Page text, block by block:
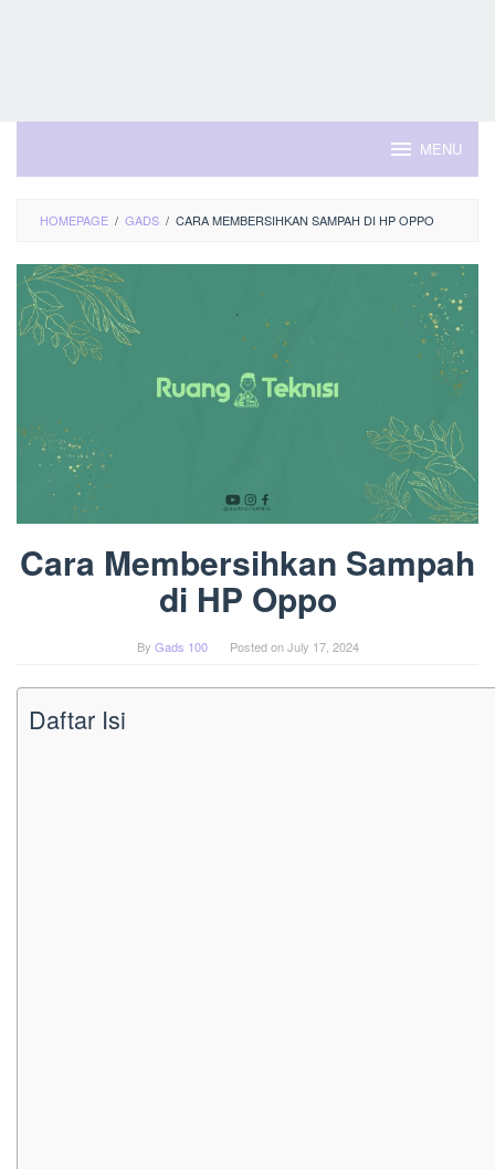
MENU
HOMEPAGE / GADS / CARA MEMBERSIHKAN SAMPAH DI HP OPPO
Cara Membersihkan Sampah
di HP Oppo
By Gads 100 Posted onJuly 17, 2024
Daftar Isi